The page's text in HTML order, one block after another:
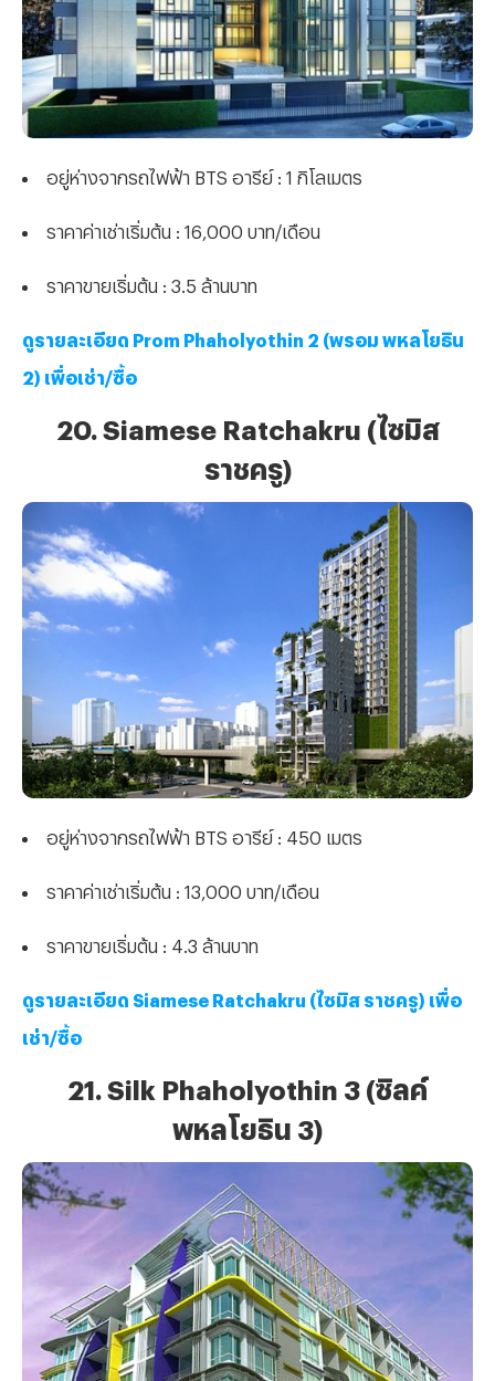
อยู่ห่างจากรถไฟฟ้า BTS อารีย์ : 1 กิโลเมตร
ราคาค่าเช่าเริ่มต้น : 16,000 บาท/เดือน
ราคาขายเริ่มต้น : 3.5 ล้านบาท
ดูรายละเอียด Prom Phaholyothin 2 (พรอม พหลโยธิน
2) เพื่อเช่า/ซื้อ
20. Siamese Ratchakru (ไซมิส
ราชครู)
อยู่ห่างจากรถไฟฟ้า BTS อารีย์ : 450 เมตร
ราคาค่าเช่าเริ่มต้น : 13,000 บาท/เดือน
ราคาขายเริ่มต้น : 4.3 ล้านบาท
ดูรายละเอียด Siamese Ratchakru (ไซมิส ราชครู) เพื่อ
เช่า/ซื้อ
21. Silk Phaholyothin 3 (ซิลค์
พหลโยธิน 3)